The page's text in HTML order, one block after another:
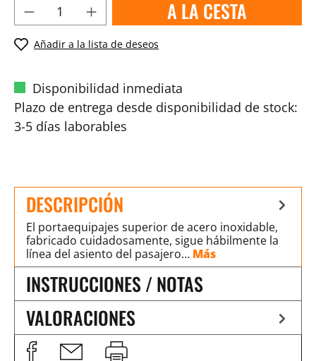
A LA CESTA
Añadir a la lista de deseos
Disponibilidad inmediata
Plazo de entrega desde disponibilidad de stock:
3-5 días laborables
DESCRIPCIÓN
El portaequipajes superior de acero inoxidable,
fabricado cuidadosamente, sigue hábilmente la
línea del asiento del pasajero… Más
INSTRUCCIONES / NOTAS
VALORACIONES